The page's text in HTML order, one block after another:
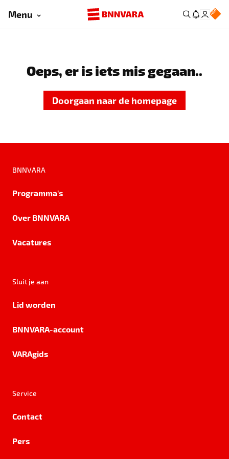
Menu
Oeps, er is iets mis gegaan..
Doorgaan naar de homepage
BNNVARA
Programma's
Over BNNVARA
Vacatures
Sluit je aan
Lid worden
BNNVARA-account
VARAgids
Service
Contact
Pers